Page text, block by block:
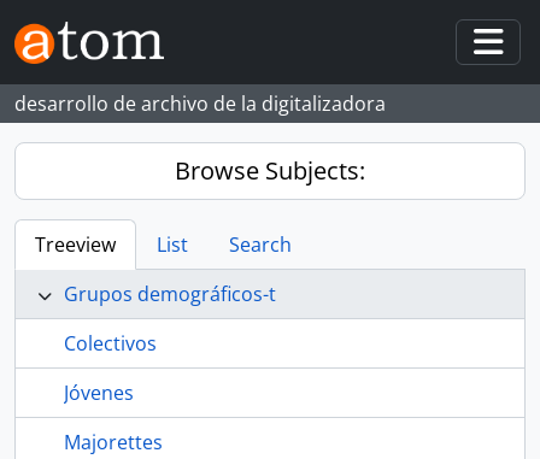
Skip to main content
desarrollo de archivo de la digitalizadora
Browse Subjects:
Treeview List
Search
Grupos demográficos-t
Colectivos
Jóvenes
Majorettes